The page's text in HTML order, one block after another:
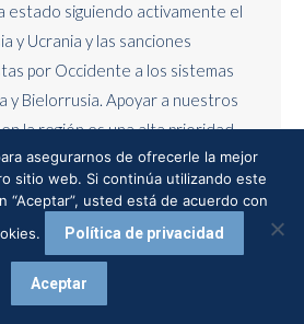
siguiendo activamente el
y Ucrania y las sanciones
por Occidente a los sistemas
y Bielorrusia. Apoyar a nuestros
la región es una alta prioridad…
Todos los derechos reservados
|Términos de uso |
asegurarnos de ofrecerle la mejor
sitio web. Si continúa utilizando este
“Aceptar”, usted está de acuerdo con
Política de privacidad
Aceptar